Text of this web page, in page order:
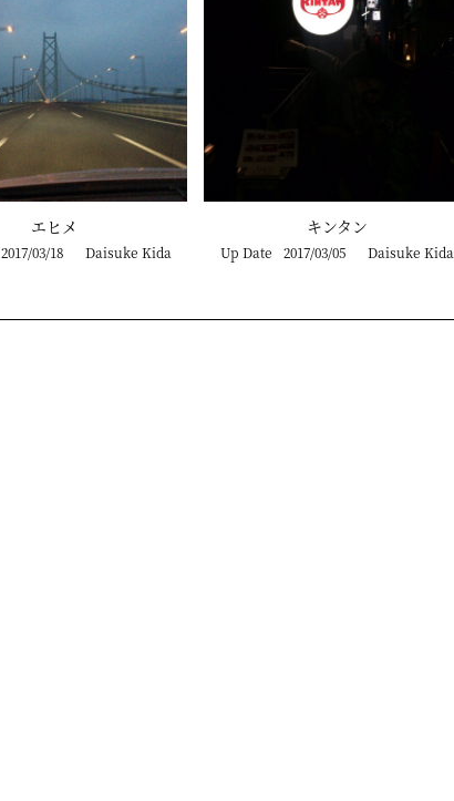
エヒメ
2017/03/18 Daisuke Kida
キンタン
Up Date 2017/03/05 Daisuke Kida